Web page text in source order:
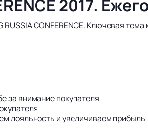
2017.
RUSSIA CONFERENCE. Ключевая
за внимание покупателя
лояльность и увеличиваем прибыль